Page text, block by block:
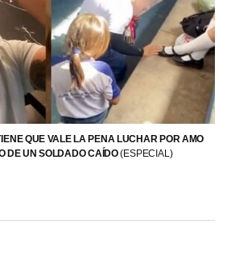
QUE VALE LA PENA LUCHAR POR AMO
DE UN SOLDADO CAÍDO(ESPECIAL)